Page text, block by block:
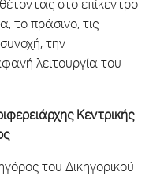
στο επίκεντρο
το πράσινο, τις
την
λειτουργία του
Κεντρικής
του Δικηγορικού